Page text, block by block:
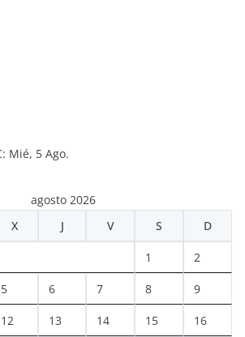
: Mié, 5 Ago.
agosto 2026
X J V S D
1 2
5 6 7 8 9
12 13 14 15 16